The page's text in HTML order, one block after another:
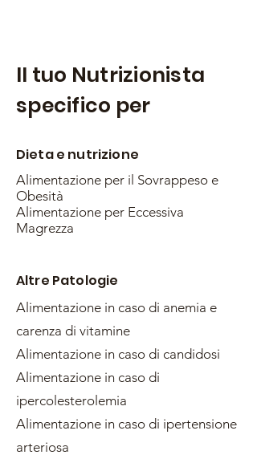
Il tuo Nutrizionista
specifico per
Dieta e nutrizione
Alimentazione per il Sovrappeso e
Obesità
Alimentazione per Eccessiva
Magrezza
Altre Patologie
Alimentazione in caso di anemia e
carenza di vitamine
Alimentazione in caso di candidosi
Alimentazione in caso di
ipercolesterolemia
Alimentazione in caso di ipertensione
arteriosa